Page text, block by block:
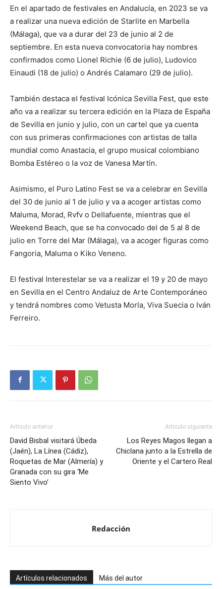
En el apartado de festivales en Andalucía, en 2023 se va
a realizar una nueva edición de Starlite en Marbella
(Málaga), que va a durar del 23 de junio al 2 de
septiembre. En esta nueva convocatoria hay nombres
confirmados como Lionel Richie (6 de julio), Ludovico
Einaudi (18 de julio) o Andrés Calamaro (29 de julio).
También destaca el festival Icónica Sevilla Fest, que este
año va a realizar su tercera edición en la Plaza de España
de Sevilla en junio y julio, con un cartel que ya cuenta
con sus primeras confirmaciones con artistas de talla
mundial como Anastacia, el grupo musical colombiano
Bomba Estéreo o la voz de Vanesa Martín.
Asimismo, el Puro Latino Fest se va a celebrar en Sevilla
del 30 de junio al 1 de julio y va a acoger artistas como
Maluma, Morad, Rvfv o Dellafuente, mientras que el
Weekend Beach, que se ha convocado del de 5 al 8 de
julio en Torre del Mar (Málaga), va a acoger figuras como
Fangoria, Maluma o Kiko Veneno.
El festival Interestelar se va a realizar el 19 y 20 de mayo
en Sevilla en el Centro Andaluz de Arte Contemporáneo
y tendrá nombres como Vetusta Morla, Viva Suecia o Iván
Ferreiro.
Artículo anterior
David Bisbal visitará Úbeda
(Jaén), La Línea (Cádiz),
Roquetas de Mar (Almería) y
Granada con su gira ‘Me
Siento Vivo’
Artículo siguiente
Los Reyes Magos llegan a
Chiclana junto a la Estrella de
Oriente y el Cartero Real
Redacción
Artículos relacionados Más del autor